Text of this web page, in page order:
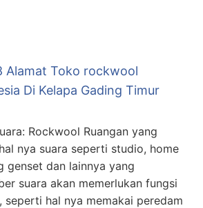
Alamat Toko rockwool
Di Kelapa Gading Timur
Rockwool Ruangan yang
nya suara seperti studio, home
genset dan lainnya yang
suara akan memerlukan fungsi
seperti hal nya memakai peredam